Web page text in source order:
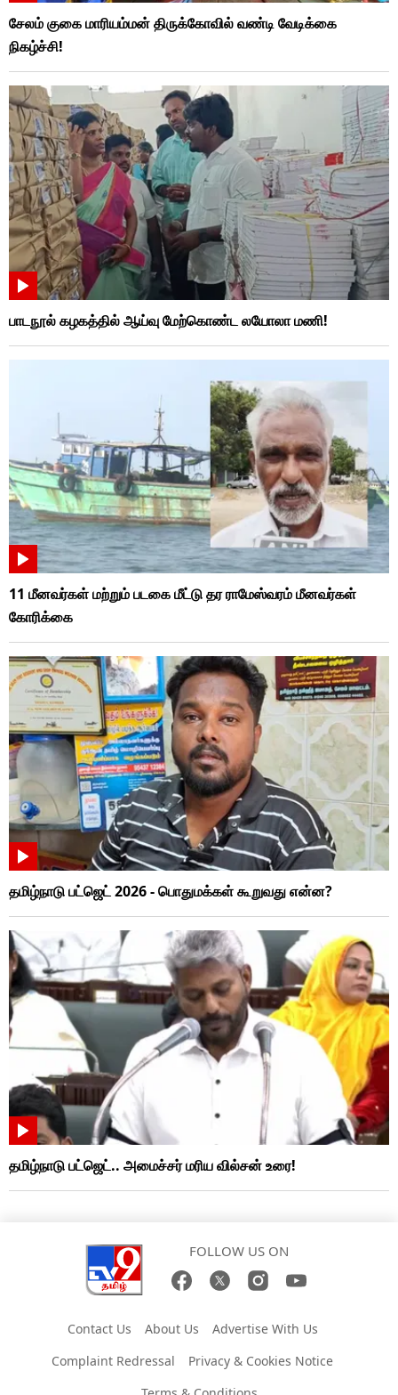
சேலம் குகை மாரியம்மன் திருக்கோவில் வண்டி வேடிக்கை
நிகழ்ச்சி!
பாடநூல் கழகத்தில் ஆய்வு மேற்கொண்ட லயோலா மணி!
11 மீனவர்கள் மற்றும் படகை மீட்டு தர ராமேஸ்வரம் மீனவர்கள்
கோரிக்கை
தமிழ்நாடு பட்ஜெட் 2026 - பொதுமக்கள் கூறுவது என்ன?
தமிழ்நாடு பட்ஜெட்.. அமைச்சர் மரிய வில்சன் உரை!
FOLLOW US ON
Contact Us About Us
Advertise With Us
Complaint Redressal
Privacy & Cookies Notice